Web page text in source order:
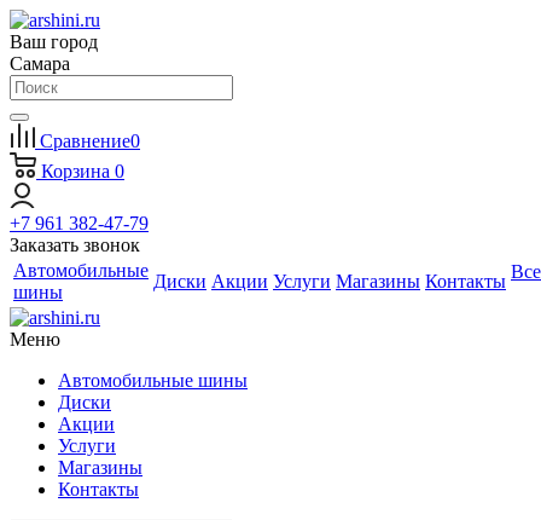
Ваш город
Самара
Сравнение0
Корзина 0
+7 961 382-47-79
Заказать звонок
Автомобильные
шины
Диски Акции Услуги Магазины Контакты Все
Меню
Автомобильные шины
Диски
Акции
Услуги
Магазины
Контакты